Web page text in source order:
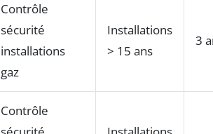
Contrôle
sécurité
installations
gaz
Installations
> 15 ans
3
Contrôle